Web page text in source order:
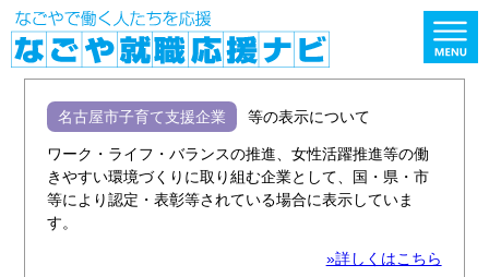
名古屋市子育て支援企業 等の表示について
ワーク・ライフ・バランスの推進、女性活躍推進等の働
きやすい環境づくりに取り組む企業として、国・県・市
等により認定・表彰等されている場合に表示していま
す。
»詳しくはこちら